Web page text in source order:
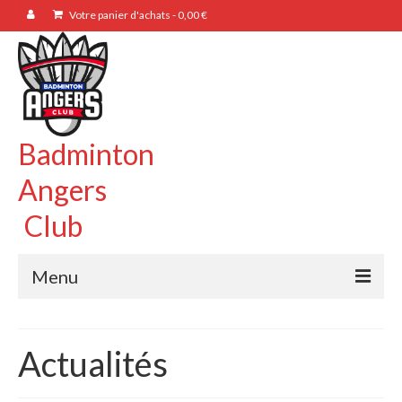
Votre panier d'achats - 0,00€
Badminton
Angers
Club
Menu
Présentation
Actualités